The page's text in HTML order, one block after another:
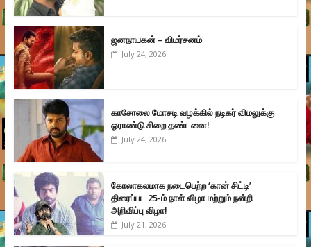
ஜனநாயகன் – விமர்சனம்
July 24, 2026
காசோலை மோசடி வழக்கில் நடிகர் விமலுக்கு
ஓராண்டு சிறை தண்டனை!
July 24, 2026
கோலாகலமாக நடைபெற்ற ‘கான் சிட்டி’
திரைப்பட 25-ம் நாள் விழா மற்றும் நன்றி
அறிவிப்பு விழா!
July 21, 2026